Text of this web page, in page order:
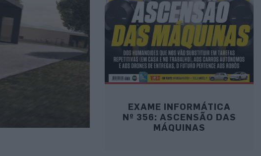
EXAME INFORMÁTICA
Nº 356: ASCENSÃO DAS
MÁQUINAS